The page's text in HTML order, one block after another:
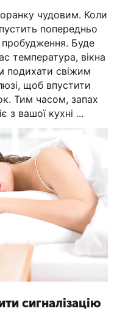
чудовим. Коли
попередньо
Буде
температура, вікна
подихати свіжим
щоб впустити
Тим часом, запах
з вашої кухні ...
сигналізацію